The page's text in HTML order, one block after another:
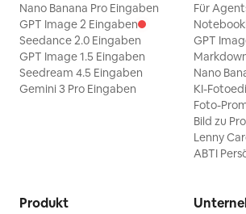
Nano Banana Pro Eingaben
GPT Image 2 Eingaben
Seedance 2.0 Eingaben
GPT Image 1.5 Eingaben
Seedream 4.5 Eingaben
Gemini 3 Pro Eingaben
Für
GPT
Nano
KI-
Foto-
Bild zu
Lenny
ABTI
Produkt